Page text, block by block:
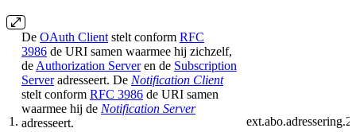
1.
De OAuth Client stelt conform RFC
3986 de URI samen waarmee hij zichzelf,
de Authorization Server en de Subscription
Serveradresseert. De Notification Client
stelt conform RFC 3986 de URI samen
waarmee hij de Notification Server
adresseert.